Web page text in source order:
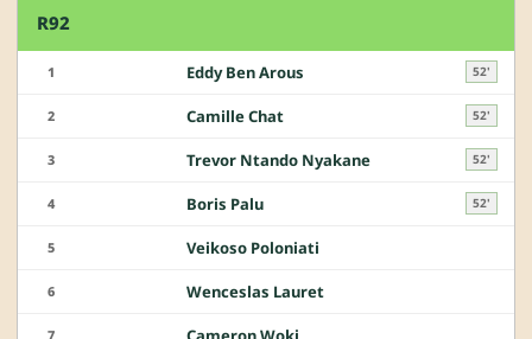
R92
1 Eddy Ben Arous 52'
2 Camille Chat 52'
3 Trevor Ntando Nyakane 52'
4 Boris Palu 52'
5 Veikoso Poloniati
6 Wenceslas Lauret
7